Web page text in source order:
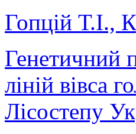
Гопцій Т.І.,
Генетичний
ліній вівса
Лісостепу